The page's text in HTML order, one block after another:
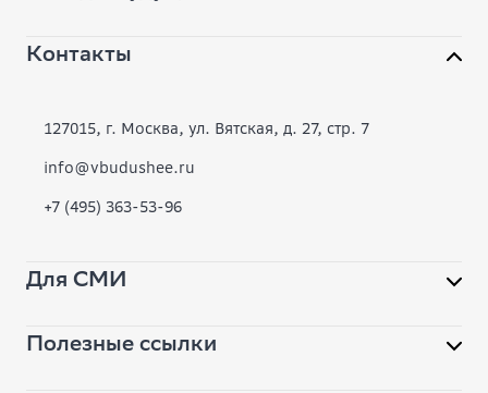
О фонде
Современное образование
Инклюзивная среда
Помощь фонду
Контакты
127015, г. Москва, ул. Вятская, д. 27, стр. 7
info@vbudushee.ru
+7 (495) 363-53-96
Для СМИ
pr@vbudushee.ru
Полезные ссылки